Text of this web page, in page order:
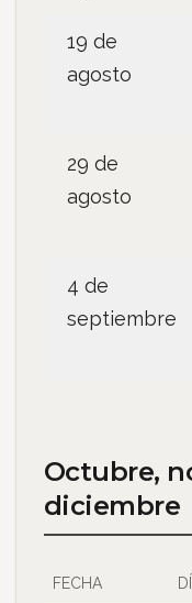
19 de
agosto
29 de
agosto
4 de
septiembre
Octubre,
diciembre
FECHA